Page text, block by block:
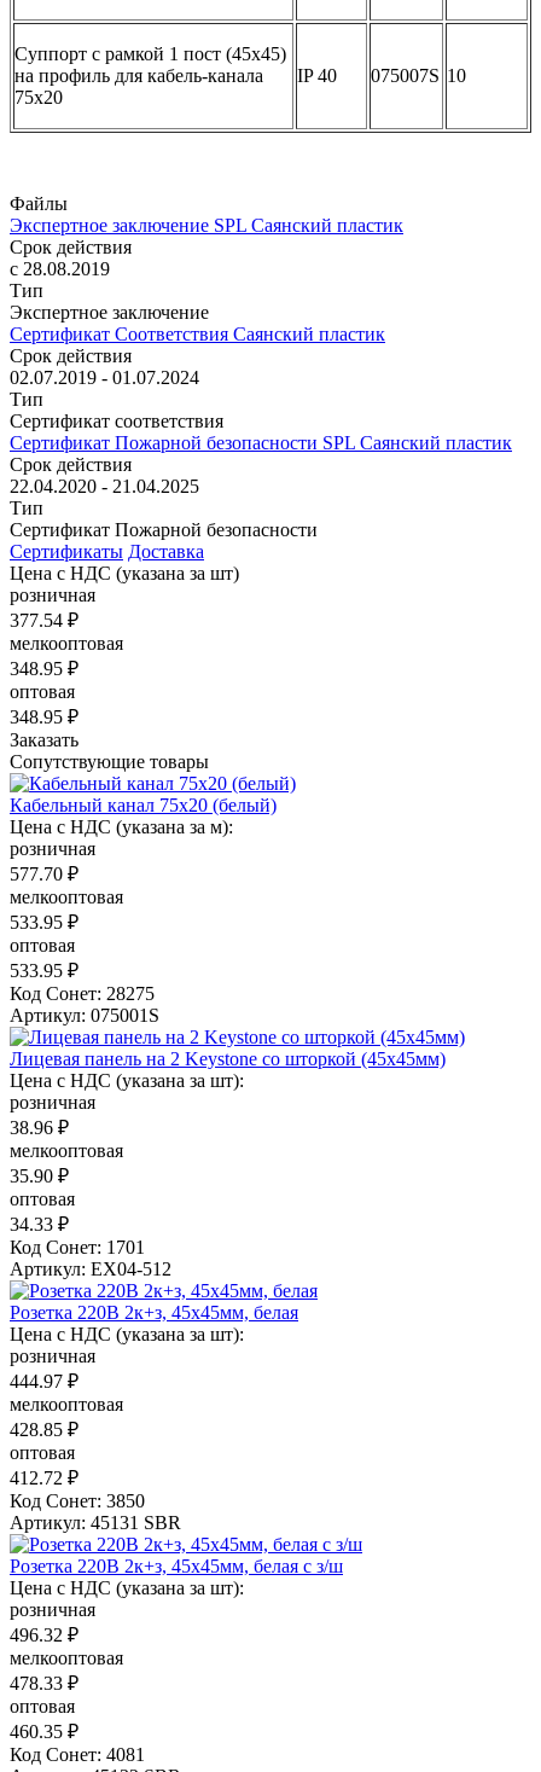
Суппорт с рамкой 1 пост (45х45)
на профиль для кабель-канала
75х20
IP 40 075007S 10
Файлы
Экспертное заключение SPL Саянский пластик
Срок действия
с 28.08.2019
Тип
Экспертное заключение
Сертификат Соответствия Саянский пластик
Срок действия
02.07.2019 - 01.07.2024
Тип
Сертификат соответствия
Сертификат Пожарной безопасности SPL Саянский пластик
Срок действия
22.04.2020 - 21.04.2025
Тип
Сертификат Пожарной безопасности
Сертификаты Доставка
Цена с НДС (указана за шт)
розничная
377.54 ₽
мелкооптовая
348.95 ₽
оптовая
348.95 ₽
Заказать
Сопутствующие товары
Кабельный канал 75x20 (белый)
Цена с НДС (указана за м):
розничная
577.70 ₽
мелкооптовая
533.95 ₽
оптовая
533.95 ₽
Код Сонет: 28275
Артикул: 075001S
Лицевая панель на 2 Keystone со шторкой (45x45мм)
Цена с НДС (указана за шт):
розничная
38.96 ₽
мелкооптовая
35.90 ₽
оптовая
34.33 ₽
Код Сонет: 1701
Артикул: EX04-512
Розетка 220В 2к+з, 45х45мм, белая
Цена с НДС (указана за шт):
розничная
444.97 ₽
мелкооптовая
428.85 ₽
оптовая
412.72 ₽
Код Сонет: 3850
Артикул: 45131 SBR
Розетка 220В 2к+з, 45х45мм, белая с з/ш
Цена с НДС (указана за шт):
розничная
496.32 ₽
мелкооптовая
478.33 ₽
оптовая
460.35 ₽
Код Сонет: 4081